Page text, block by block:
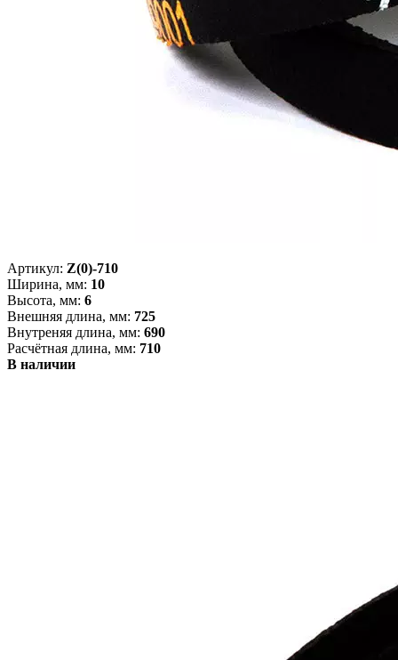
Артикул: Z(0)-710
Ширина, мм: 10
Высота, мм: 6
Внешняя длина, мм: 725
Внутреняя длина, мм: 690
Расчётная длина, мм: 710
В наличии